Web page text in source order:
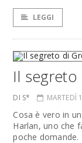
LEGGI
Il segreto
DI S* MARTEDÌ
Cosa è vero in
Harlan, uno che
poche domande.